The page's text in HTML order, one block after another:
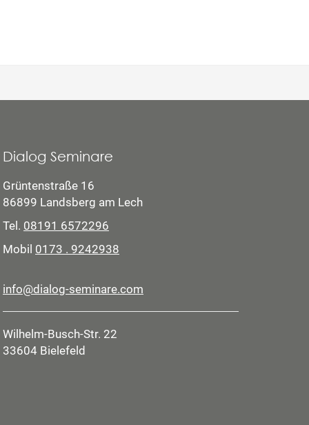
Dialog Seminare
Grüntenstraße 16
86899 Landsberg am Lech
Tel. 08191 6572296
Mobil 0173 . 9242938
info@dialog-seminare.com
Wilhelm-Busch-Str. 22
33604 Bielefeld